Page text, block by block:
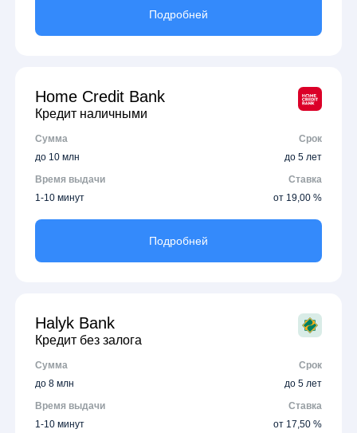
Подробней
Home Credit Bank
Кредит наличными
Сумма
Срок
до 10 млн
до 5 лет
Время выдачи
Ставка
1-10 минут
от 19,00 %
Подробней
Halyk Bank
Кредит без залога
Сумма
Срок
до 8 млн
до 5 лет
Время выдачи
Ставка
1-10 минут
от 17,50 %